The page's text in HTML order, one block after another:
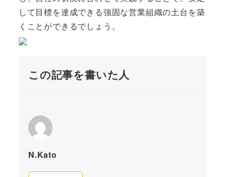
して目標を達成できる強固な営業組織の土台を築
くことができるでしょう。
この記事を書いた人
N.Kato